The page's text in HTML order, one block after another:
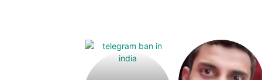
Upasana:
భర్తపై